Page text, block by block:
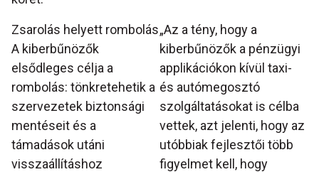
Zsarolás helyett rombolás
A kiberbűnözők
elsődleges célja a
rombolás: tönkretehetik a
szervezetek biztonsági
mentéseit és a
támadások utáni
visszaállításhoz
„Az a tény, hogy a
kiberbűnözők a pénzügyi
applikációkon kívül taxi-
és autómegosztó
szolgáltatásokat is célba
vettek, azt jelenti, hogy az
utóbbiak fejlesztői több
figyelmet kell, hogy